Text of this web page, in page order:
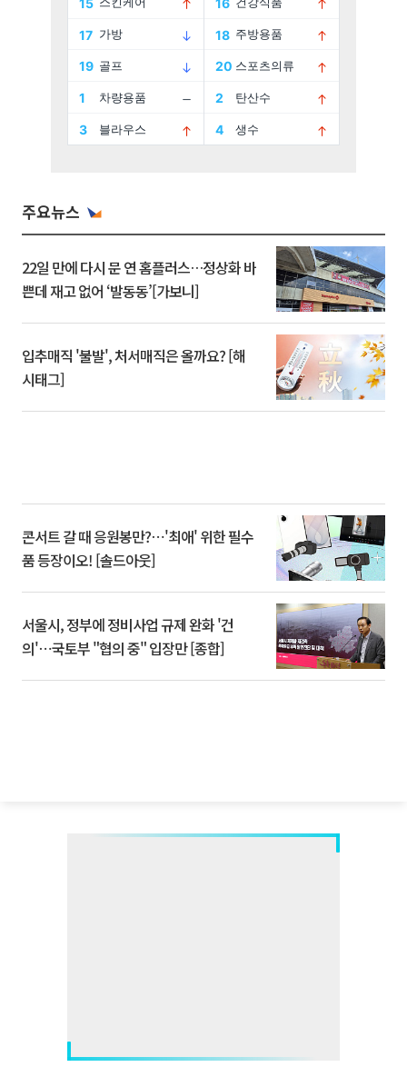
주요뉴스
22일 만에 다시 문 연 홈플러스…정상화 바
쁜데 재고 없어 ‘발동동’[가보니]
입추매직 '불발', 처서매직은 올까요? [해
시태그]
콘서트 갈 때 응원봉만?⋯'최애' 위한 필수
품 등장이오! [솔드아웃]
서울시, 정부에 정비사업 규제 완화 '건
의'⋯국토부 "협의 중" 입장만 [종합]